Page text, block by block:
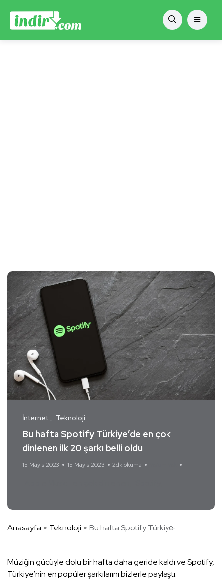
İnternet Teknoloji
Bu hafta Spotify Türkiye’de en çok
dinlenen ilk 20 şarkı belli oldu
15 Mayıs 2023 15 Mayıs 2023 2dk okuma
Anasayfa Teknoloji Bu hafta Spotify Türkiye̵ ...
Müziğin gücüyle dolu bir hafta daha geride kaldı ve Spotify,
Türkiye’nin en popüler şarkılarını bizlerle paylaştı.